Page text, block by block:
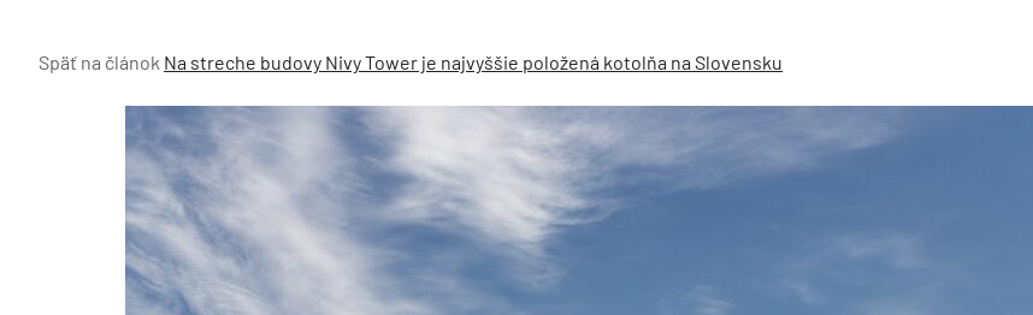
Späť na článok Na streche budovy Nivy Tower je najvyššie položená kotolňa na Slovensku